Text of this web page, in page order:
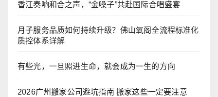
香江奏响和合之声，“金嗓子”共赴国际合唱盛宴
月子服务品质如何持续升级？佛山氧阁全流程标准化
质控体系详解
有些光，一旦照进生命，就会成为一生的方向
2026广州搬家公司避坑指南 搬家这些一定要注意